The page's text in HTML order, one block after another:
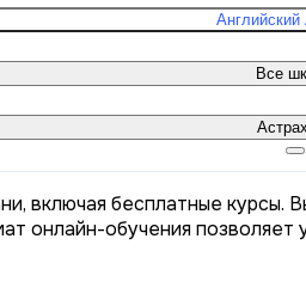
Английский
Все
включая бесплатные
онлайн-обучения